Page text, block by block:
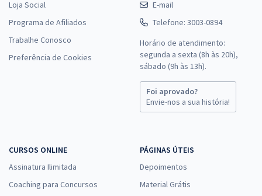
Loja Social
Programa de Afiliados
Trabalhe Conosco
Preferência de Cookies
E-mail
Telefone: 3003-0894
Horário de atendimento:
segunda a sexta (8h às 20h),
sábado (9h às 13h).
Foi aprovado?
Envie-nos a sua história!
CURSOS ONLINE
Assinatura Ilimitada
Coaching para Concursos
PÁGINAS ÚTEIS
Depoimentos
Material Grátis